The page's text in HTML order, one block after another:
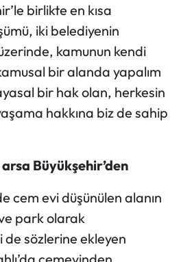
birlikte en kısa
iki belediyenin
kamunun kendi
bir alanda yapalım
bir hak olan, herkesin
hakkına biz de sahip
Büyükşehir’den
cem evi düşünülen alanın
park olarak
sözlerine ekleyen